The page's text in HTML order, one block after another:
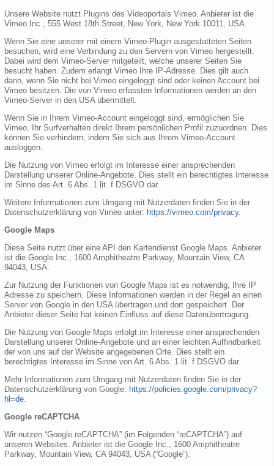
Unsere Website nutzt Plugins des Videoportals Vimeo. Anbieter ist die
Vimeo Inc., 555 West 18th Street, New York, New York 10011, USA.
Wenn Sie eine unserer mit einem Vimeo-Plugin ausgestatteten Seiten
besuchen, wird eine Verbindung zu den Servern von Vimeo hergestellt.
Dabei wird dem Vimeo-Server mitgeteilt, welche unserer Seiten Sie
besucht haben. Zudem erlangt Vimeo Ihre IP-Adresse. Dies gilt auch
dann, wenn Sie nicht bei Vimeo eingeloggt sind oder keinen Account bei
Vimeo besitzen. Die von Vimeo erfassten Informationen werden an den
Vimeo-Server in den USA übermittelt.
Wenn Sie in Ihrem Vimeo-Account eingeloggt sind, ermöglichen Sie
Vimeo, Ihr Surfverhalten direkt Ihrem persönlichen Profil zuzuordnen. Dies
können Sie verhindern, indem Sie sich aus Ihrem Vimeo-Account
ausloggen.
Die Nutzung von Vimeo erfolgt im Interesse einer ansprechenden
Darstellung unserer Online-Angebote. Dies stellt ein berechtigtes Interesse
im Sinne des Art. 6 Abs. 1 lit. f DSGVO dar.
Weitere Informationen zum Umgang mit Nutzerdaten finden Sie in der
Datenschutzerklärung von Vimeo unter: https://vimeo.com/privacy.
Google Maps
Diese Seite nutzt über eine API den Kartendienst Google Maps. Anbieter
ist die Google Inc., 1600 Amphitheatre Parkway, Mountain View, CA
94043, USA.
Zur Nutzung der Funktionen von Google Maps ist es notwendig, Ihre IP
Adresse zu speichern. Diese Informationen werden in der Regel an einen
Server von Google in den USA übertragen und dort gespeichert. Der
Anbieter dieser Seite hat keinen Einfluss auf diese Datenübertragung.
Die Nutzung von Google Maps erfolgt im Interesse einer ansprechenden
Darstellung unserer Online-Angebote und an einer leichten Auffindbarkeit
der von uns auf der Website angegebenen Orte. Dies stellt ein
berechtigtes Interesse im Sinne von Art. 6 Abs. 1 lit. f DSGVO dar.
Mehr Informationen zum Umgang mit Nutzerdaten finden Sie in der
Datenschutzerklärung von Google: https://policies.google.com/privacy?
hl=de
Google reCAPTCHA
Wir nutzen “Google reCAPTCHA” (im Folgenden “reCAPTCHA”) auf
unseren Websites. Anbieter ist die Google Inc., 1600 Amphitheatre
Parkway, Mountain View, CA 94043, USA (“Google”).